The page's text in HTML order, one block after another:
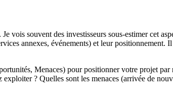
vois souvent des investisseurs sous-estimer cet
annexes, événements) et leur positionnement.
Menaces) pour positionner votre projet
? Quelles sont les menaces (arrivée de